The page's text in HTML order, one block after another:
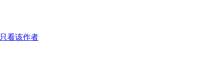
只看该作者